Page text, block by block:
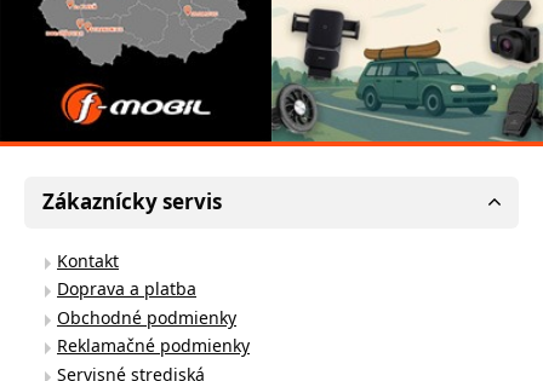
Zákaznícky servis
Kontakt
Doprava a platba
Obchodné podmienky
Reklamačné podmienky
Servisné strediská